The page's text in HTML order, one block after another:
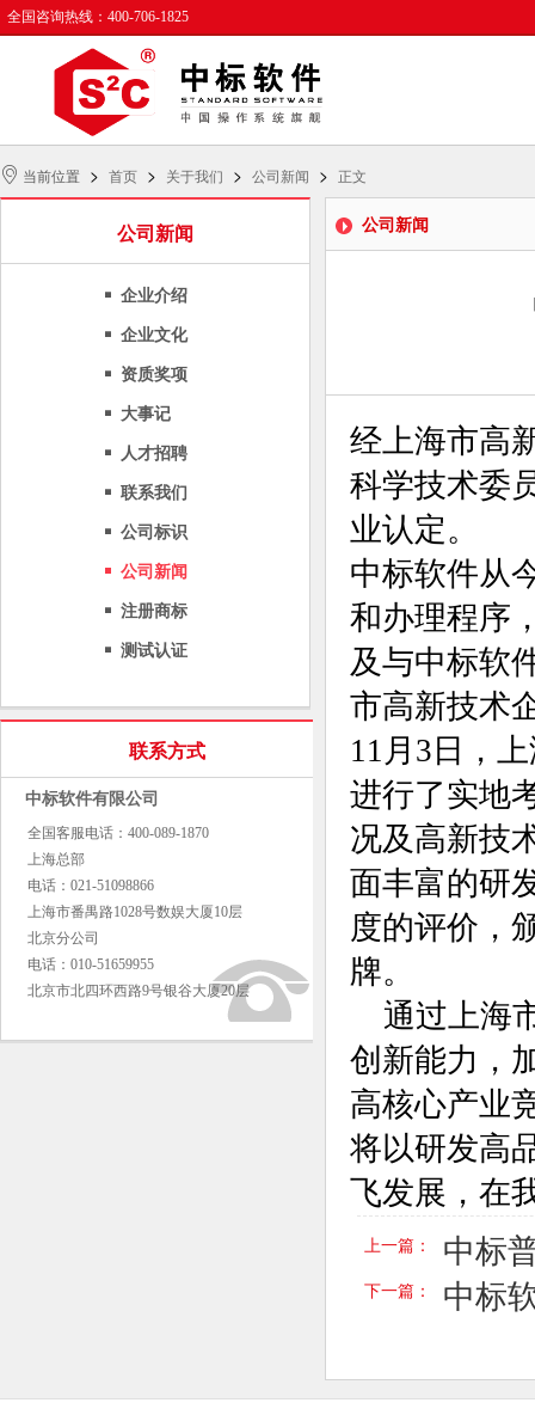
全国咨询热线：400-706-1825
当前位置 > 首页 > 关于我们 > 公司新闻 > 正文
公司新闻
企业介绍
企业文化
资质奖项
大事记
人才招聘
联系我们
公司标识
公司新闻
注册商标
测试认证
联系方式
中标软件有限公司
全国客服电话：400-089-1870
上海总部
电话：021-51098866
上海市番禺路1028号数娱大厦10层
北京分公司
电话：010-51659955
北京市北四环西路9号银谷大厦20层
公司新闻
经上海市高
科学技术委
业认定。
中标软件从
和办理程序
及与中标软
市高新技术
11月3日，
进行了实地
况及高新技
面丰富的研
度的评价，
牌。
通过上海
创新能力，
高核心产业
将以研发高
飞发展，在
上一篇： 中标
下一篇： 中标